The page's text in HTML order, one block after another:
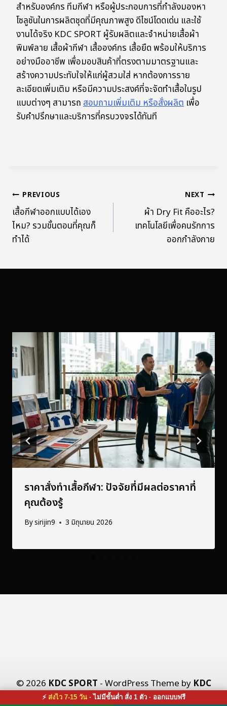
สำหรับองค์กร ทีมกีฬา หรือผู้ประกอบการที่กำลังมองหา
โซลูชันในการผลิตชุดที่มีคุณภาพสูง ดีไซน์โดดเด่น และใช้
งานได้จริง KDC SPORT ผู้รับผลิตและจำหน่ายเสื้อผ้า
พิมพ์ลาย เสื้อผ้ากีฬา เสื้อองค์กร เสื้อยืด พร้อมให้บริการ
อย่างมืออาชีพ เพื่อมอบสินค้าที่ตรงตามมาตรฐานและ
สร้างความประทับใจให้แก่ผู้สวมใส่ หากต้องการราย
ละเอียดเพิ่มเติม หรือมีความประสงค์ที่จะจัดทำเสื้อในรูป
แบบต่างๆ สามารถสอบถามเพิ่มเติม หรือสั่งผลิต เพื่อ
รับคำปรึกษาและบริการที่ครบวงจรได้ทันที
PREVIOUS
เสื้อกีฬาออกแบบได้เอง
ไหม? รวมขั้นตอนที่คุณก็
ทำได้
NEXT
ผ้า Dry Fit คืออะไร?
เทคโนโลยีเพื่อคนรักการ
ออกกำลังกาย
ราคาสั่งทำเสื้อกีฬา: ปัจจัยที่มีผลต่อราคาที่
คุณต้องรู้
Bysirijin9 3 มิถุนายน 2026
© 2026 KDC SPORT - WordPress Theme by KDC
X CO., LTD.
⚡ ส่งไว 7-15 วัน· ไม่มีขั้นต่ำ สั่ง 1 ตัว · ออกแบบฟรี